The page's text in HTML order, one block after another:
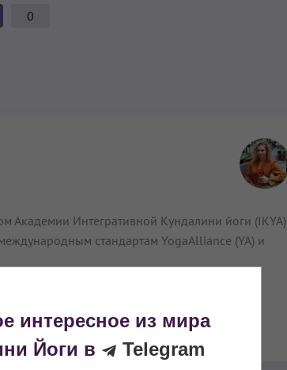
0
Академии Интегративной Кундалини йоги (IKYA)
стандартам YogaAlliance (YA) и
интересное из мира
Йоги в
Telegram